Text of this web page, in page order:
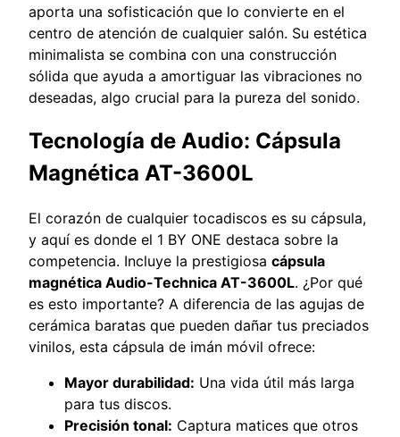
aporta una sofisticación que lo convierte en el
centro de atención de cualquier salón. Su estética
minimalista se combina con una construcción
sólida que ayuda a amortiguar las vibraciones no
deseadas, algo crucial para la pureza del sonido.
Tecnología de Audio: Cápsula
Magnética AT-3600L
El corazón de cualquier tocadiscos es su cápsula,
y aquí es donde el 1 BY ONE destaca sobre la
competencia. Incluye la prestigiosa cápsula
magnética Audio-Technica AT-3600L. ¿Por qué
es esto importante? A diferencia de las agujas de
cerámica baratas que pueden dañar tus preciados
vinilos, esta cápsula de imán móvil ofrece:
Mayor durabilidad: Una vida útil más larga
para tus discos.
Precisión tonal: Captura matices que otros